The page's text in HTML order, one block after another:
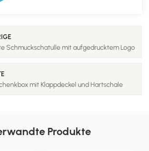
Schmuckschatulle mit aufgedrucktem Logo
mit Klappdeckel und Hartschale
Produkte